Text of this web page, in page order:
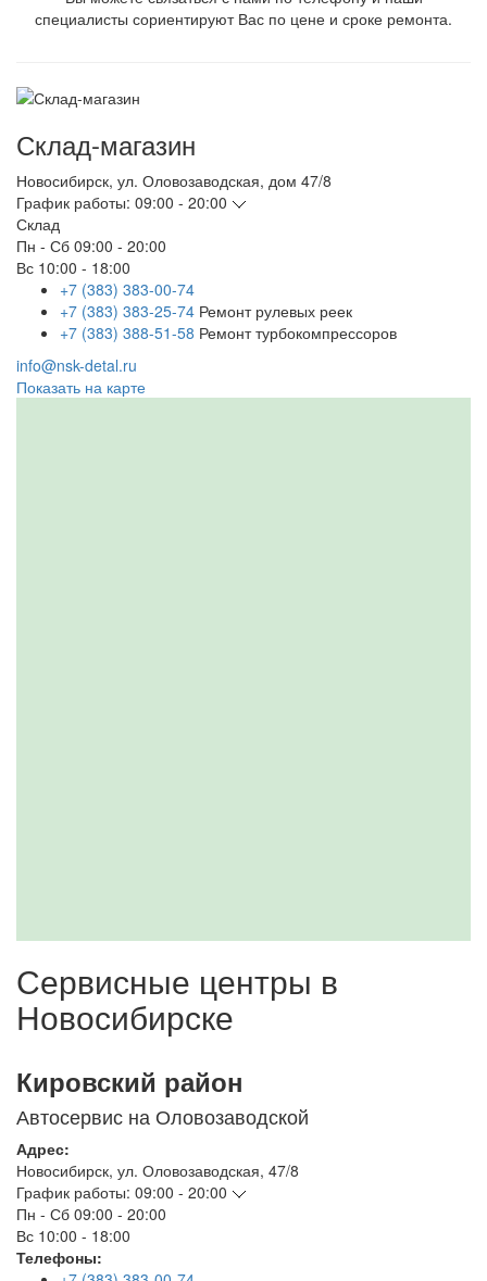
специалисты сориентируют Вас по цене и сроке ремонта.
Склад-магазин
Новосибирск, ул. Оловозаводская, дом 47/8
График работы: 09:00 - 20:00
Склад
Пн - Сб 09:00 - 20:00
Вс 10:00 - 18:00
+7 (383) 383-00-74
+7 (383) 383-25-74 Ремонт рулевых реек
+7 (383) 388-51-58 Ремонт турбокомпрессоров
info@nsk-detal.ru
Показать на карте
Сервисные центры в
Новосибирске
Кировский район
Автосервис на Оловозаводской
Адрес:
Новосибирск, ул. Оловозаводская, 47/8
График работы: 09:00 - 20:00
Пн - Сб 09:00 - 20:00
Вс 10:00 - 18:00
Телефоны: